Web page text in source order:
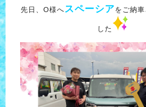
先日、O様へスペーシアをご納
した